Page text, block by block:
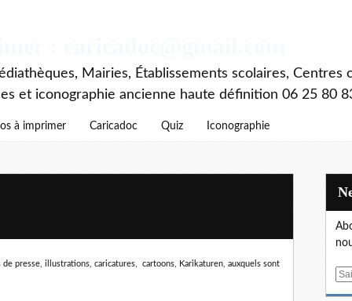
Mairies, Établissements scolaires, Centres
et iconographie ancienne haute définition 06 25 80
à imprimer Caricadoc Quiz Iconographie
presse, illustrations, caricatures, cartoons, Karikaturen, auxquels sont
E